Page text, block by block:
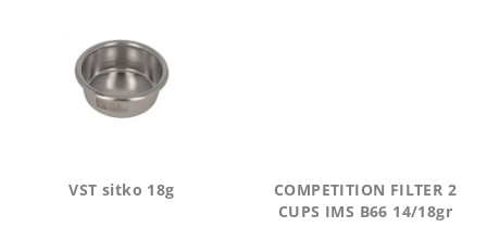
VST sitko 18g
COMPETITION FILTER 2
CUPS IMS B66 14/18gr